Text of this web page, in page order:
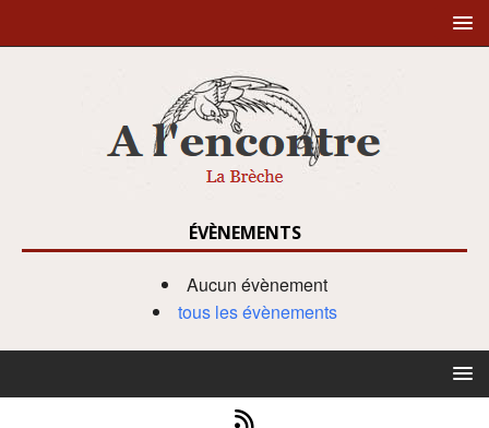
ÉVÈNEMENTS
Aucun évènement
tous les évènements